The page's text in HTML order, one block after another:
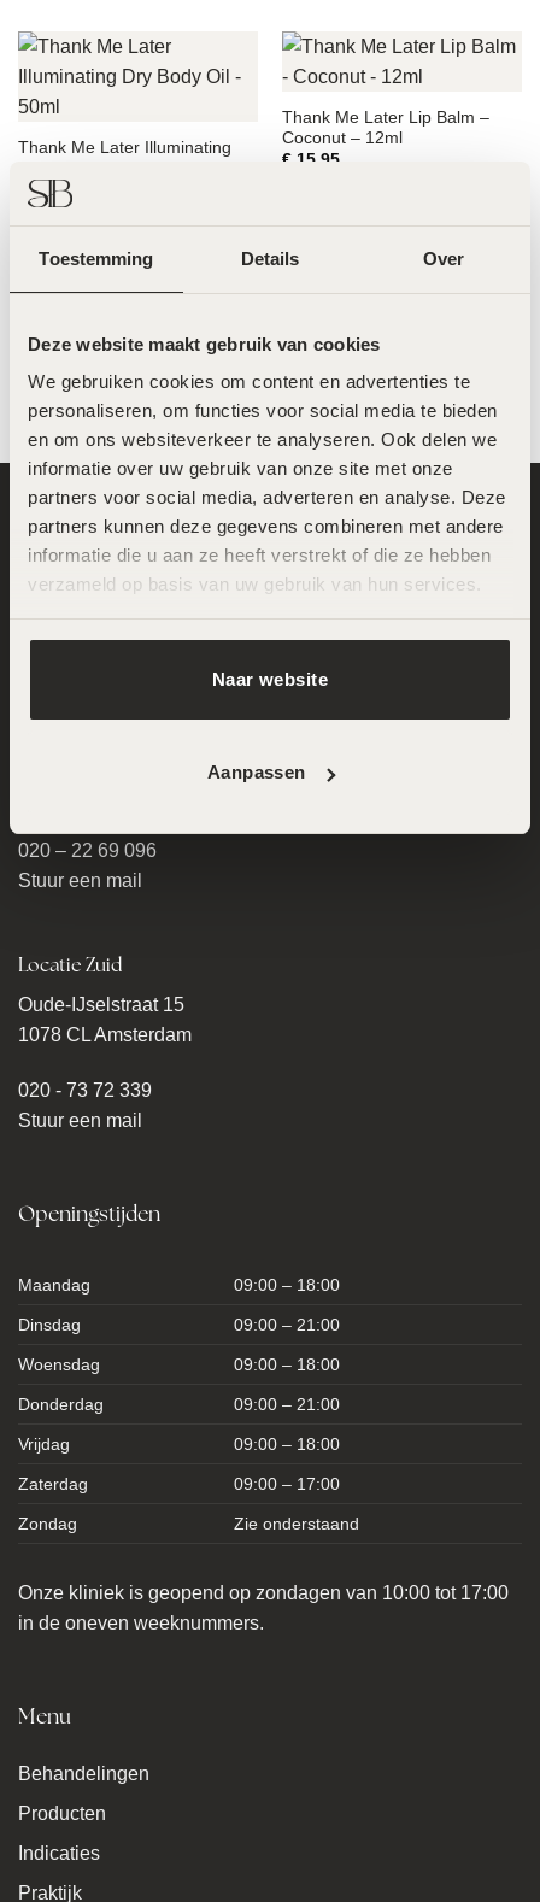
Toestemming Details Over
Deze website maakt gebruik van cookies
We gebruiken cookies om content en advertenties te
personaliseren, om functies voor social media te bieden
en om ons websiteverkeer te analyseren. Ook delen we
informatie over uw gebruik van onze site met onze
partners voor social media, adverteren en analyse. Deze
partners kunnen deze gegevens combineren met andere
informatie die u aan ze heeft verstrekt of die ze hebben
verzameld op basis van uw gebruik van hun services.
Naar website
Aanpassen
Thank Me Later Illuminating
34,95
Thank Me Later Lip Balm –
Coconut – 12ml
€15,95
Rosewater – 12ml
15,95
Mint Cucumber – 12ml
€
15,95
Locatie Noord
020 – 22 69 096
Stuur een mail
Locatie Zuid
Oude-IJselstraat 15
1078 CL Amsterdam
020 - 73 72 339
Stuur een mail
Openingstijden
Maandag 09:00 – 18:00
Dinsdag 09:00 – 21:00
Woensdag 09:00 – 18:00
Donderdag 09:00 – 21:00
Vrijdag 09:00 – 18:00
Zaterdag 09:00 – 17:00
Zondag Zie onderstaand
Onze kliniek is geopend op zondagen van 10:00 tot 17:00
in de oneven weeknummers.
Menu
Behandelingen
Producten
Indicaties
Praktijk